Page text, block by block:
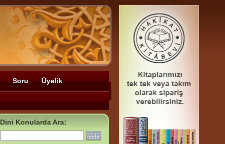
Soru Üyelik
Dini Konularda Ara: